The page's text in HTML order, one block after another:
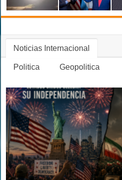
Noticias Internacional
Politica Geopolitica